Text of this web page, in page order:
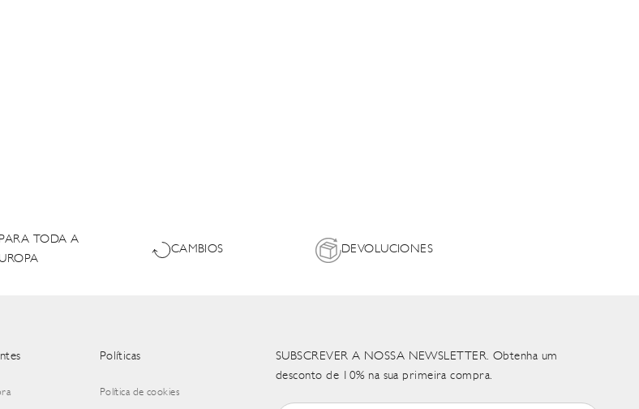
TODA A
CAMBIOS DEVOLUCIONES
Políticas
Política de cookies
SUBSCREVER A NOSSA NEWSLETTER. Obtenha um
desconto de 10% na sua primeira compra.